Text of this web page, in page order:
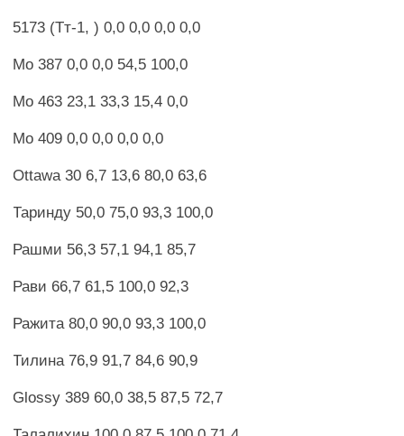
5173 (Тт-1, ) 0,0 0,0 0,0 0,0
Мо 387 0,0 0,0 54,5 100,0
Мо 463 23,1 33,3 15,4 0,0
Мо 409 0,0 0,0 0,0 0,0
Ottawa 30 6,7 13,6 80,0 63,6
Таринду 50,0 75,0 93,3 100,0
Рашми 56,3 57,1 94,1 85,7
Рави 66,7 61,5 100,0 92,3
Ражита 80,0 90,0 93,3 100,0
Тилина 76,9 91,7 84,6 90,9
Glossy 389 60,0 38,5 87,5 72,7